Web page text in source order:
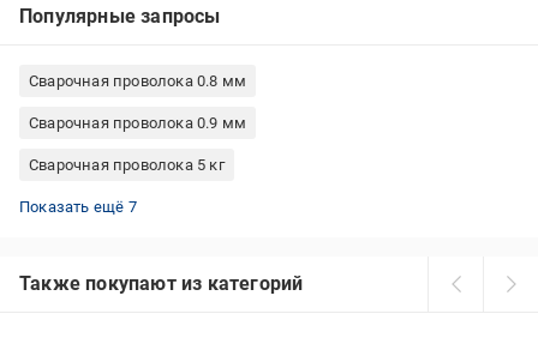
Популярные запросы
Сварочная проволока 0.8 мм
Сварочная проволока 0.9 мм
Сварочная проволока 5 кг
Сварочная проволока 1 мм
Сварочная проволока флюсовая (порошковая)
Сварочная проволока 1 кг
Сварочная проволока 1.2 мм
Сварочная проволока омедненная
Электроды для постоянного тока
Электроды Monolith 3 мм
Показать ещё 7
Также покупают из категорий